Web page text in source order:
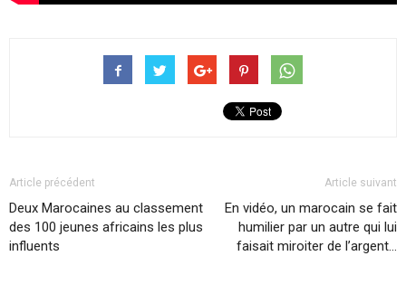
Article précédent
Deux Marocaines au classement
des 100 jeunes africains les plus
influents
Article suivant
En vidéo, un marocain se fait
humilier par un autre qui lui
faisait miroiter de l’argent…